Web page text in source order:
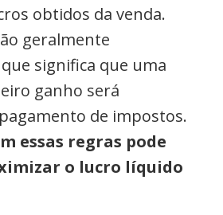
obtidos da venda.
geralmente
significa que uma
ganho será
de impostos.
essas regras pode
o lucro líquido